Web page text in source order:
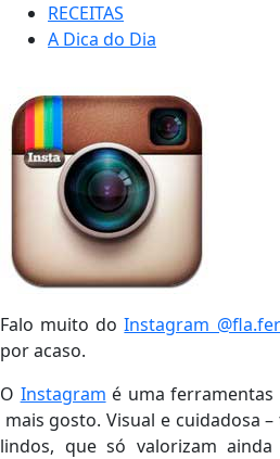
RECEITAS
A Dica do Dia
Falo muito doInstagram
por acaso.
O Instagram é uma
mais gosto. Visual e cuidadosa
lindos, que só valorizam